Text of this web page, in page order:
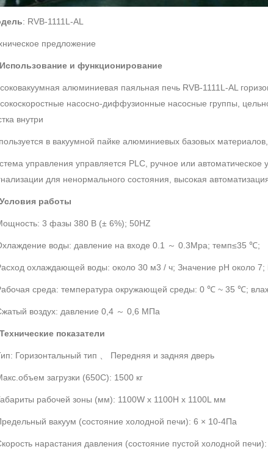
: RVB-1111L-AL
предложение
Использование и функционирование
алюминиевая паяльная печь RVB-1111L-AL
насосно-диффузионные насосные группы,
внутри
в вакуумной пайке алюминиевых базовых
управления управляется PLC, ручное или
для ненормального состояния, высокая
Условия работы
3 фазы 380 В (± 6%); 50HZ
воды: давление на входе 0.1 ～ 0.3Mpa; темп≤35 ℃;
охлаждающей воды: около 30 м3 / ч; Значение рН около 7;
среда: температура окружающей среды: 0 ℃ ~ 35 ℃;
воздух: давление 0,4 ～ 0,6 МПа
Технические показатели
Горизонтальный тип 、 Передняя и задняя дверь
загрузки (650C): 1500 кг
рабочей зоны (мм): 1100W x 1100H x 1100L мм
вакуум (состояние холодной печи): 6 × 10-4Па
нарастания давления (состояние пустой холодной